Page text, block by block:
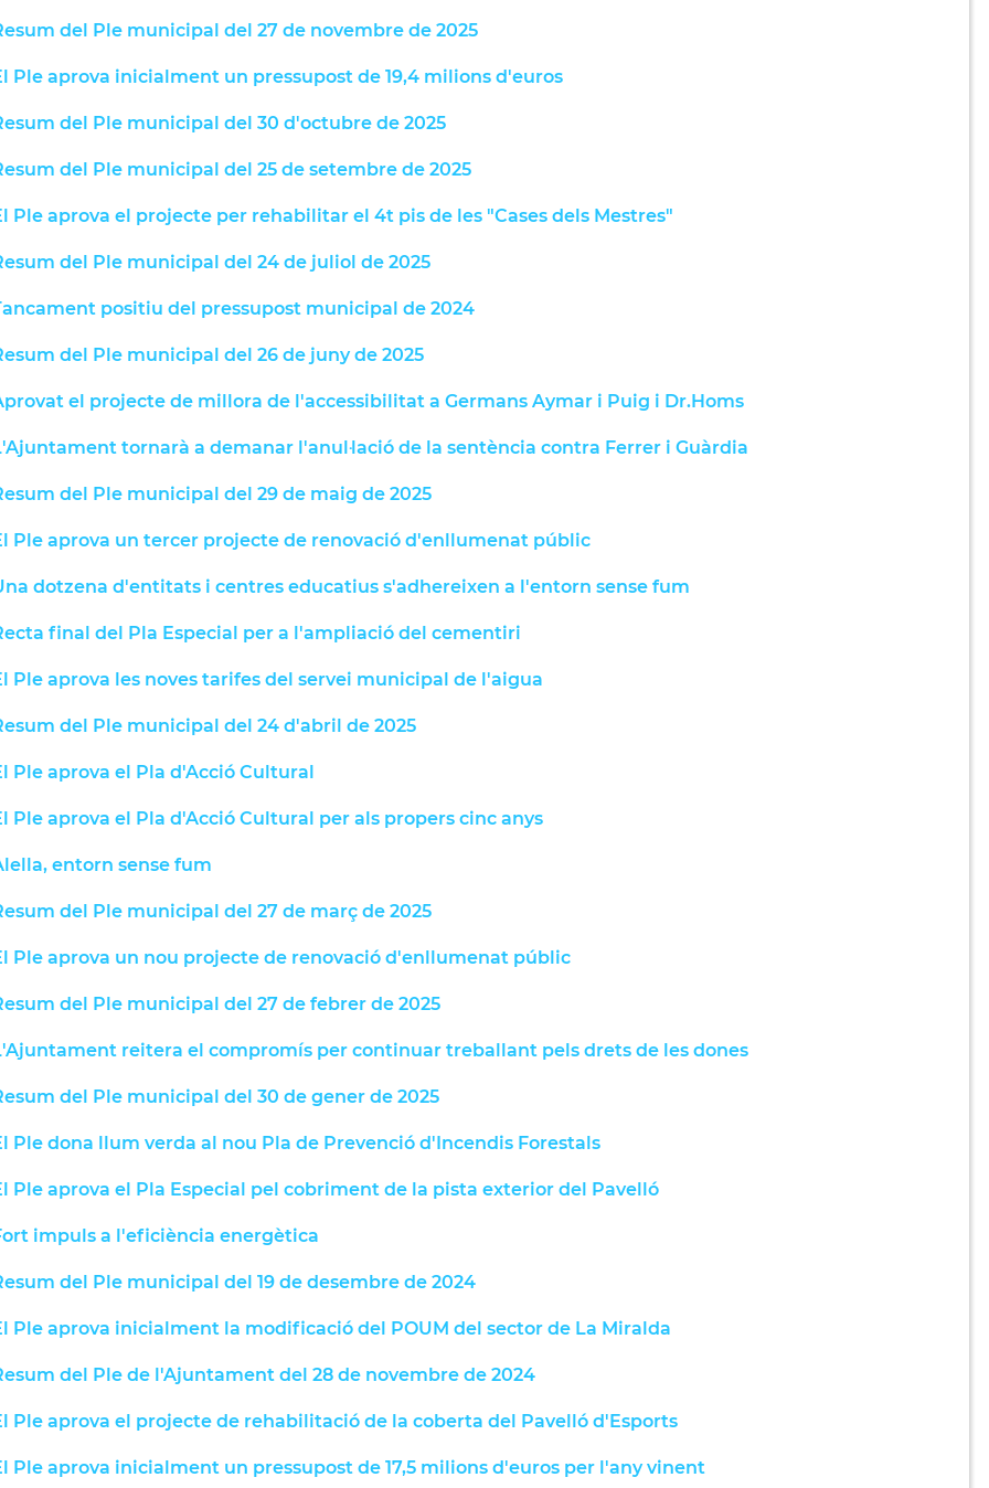
del Ple municipal del 27 de novembre de 2025
Ple aprova inicialment un pressupost de 19,4 milions d'euros
del Ple municipal del 30 d'octubre de 2025
del Ple municipal del 25 de setembre de 2025
Ple aprova el projecte per rehabilitar el 4t pis de les "Cases dels Mestres"
del Ple municipal del 24 de juliol de 2025
positiu del pressupost municipal de 2024
del Ple municipal del 26 de juny de 2025
el projecte de millora de l'accessibilitat a Germans Aymar i Puig i Dr.Homs
tornarà a demanar l'anul·lació de la sentència contra Ferrer i Guàrdia
del Ple municipal del 29 de maig de 2025
Ple aprova un tercer projecte de renovació d'enllumenat públic
dotzena d'entitats i centres educatius s'adhereixen a l'entorn sense fum
final del Pla Especial per a l'ampliació del cementiri
Ple aprova les noves tarifes del servei municipal de l'aigua
del Ple municipal del 24 d'abril de 2025
Ple aprova el Pla d'Acció Cultural
Ple aprova el Pla d'Acció Cultural per als propers cinc anys
entorn sense fum
del Ple municipal del 27 de març de 2025
Ple aprova un nou projecte de renovació d'enllumenat públic
del Ple municipal del 27 de febrer de 2025
reitera el compromís per continuar treballant pels drets de les dones
del Ple municipal del 30 de gener de 2025
Ple dona llum verda al nou Pla de Prevenció d'Incendis Forestals
Ple aprova el Pla Especial pel cobriment de la pista exterior del Pavelló
impuls a l'eficiència energètica
del Ple municipal del 19 de desembre de 2024
Ple aprova inicialment la modificació del POUM del sector de La Miralda
del Ple de l'Ajuntament del 28 de novembre de 2024
Ple aprova el projecte de rehabilitació de la coberta del Pavelló d'Esports
Ple aprova inicialment un pressupost de 17,5 milions d'euros per l'any vinent